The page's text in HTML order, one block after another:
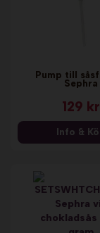
Pump till
Sephra
129 kr
Info &